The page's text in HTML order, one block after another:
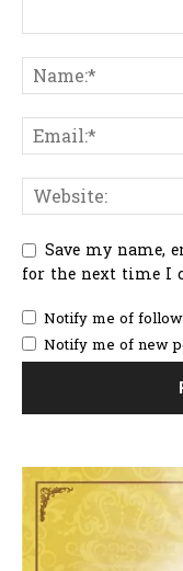
Save my name,
for the next time I
Notify me of
Notify me of new